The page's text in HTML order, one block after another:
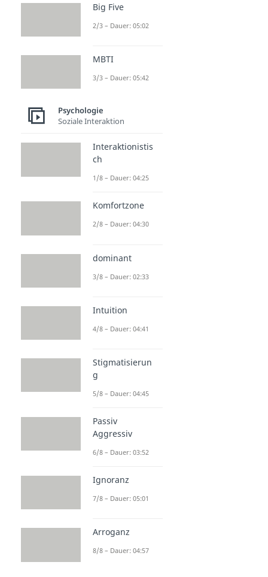
Big Five
2/3 – Dauer: 05:02
MBTI
3/3 – Dauer: 05:42
Psychologie
Soziale Interaktion
Interaktionistis
ch
1/8 – Dauer: 04:25
Komfortzone
2/8 – Dauer: 04:30
dominant
3/8 – Dauer: 02:33
Intuition
4/8 – Dauer: 04:41
Stigmatisierun
g
5/8 – Dauer: 04:45
Passiv
Aggressiv
6/8 – Dauer: 03:52
Ignoranz
7/8 – Dauer: 05:01
Arroganz
8/8 – Dauer: 04:57